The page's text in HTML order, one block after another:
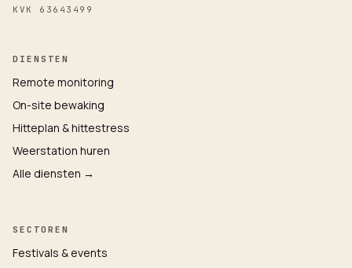
KVK 63643499
DIENSTEN
Remote monitoring
On-site bewaking
Hitteplan & hittestress
Weerstation huren
Alle diensten →
SECTOREN
Festivals & events